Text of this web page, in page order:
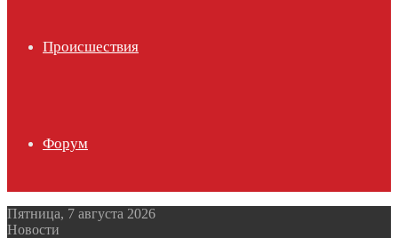
Происшествия
Форум
Пятница, 7 августа 2026
Новости